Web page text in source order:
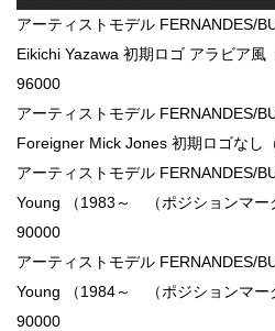
アーティストモデル FERNANDES/
Eikichi Yazawa 初期ロゴ アラビア
96000
アーティストモデル FERNANDES/
Foreigner Mick Jones 初期ロゴなし
アーティストモデル FERNANDES/
Young （1983～ （ポジションマー
90000
アーティストモデル FERNANDES/
Young （1984～ （ポジションマー
90000